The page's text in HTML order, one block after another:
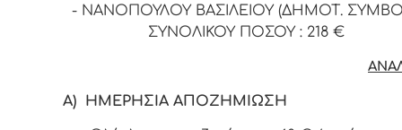
- ΝΑΝΟΠΟΥΛΟΥ ΒΑΣΙΛΕΙΟΥ (ΔΗΜΟΤ.
ΣΥΝΟΛΙΚΟΥ ΠΟΣΟΥ : 218 €
Α) ΗΜΕΡΗΣΙΑ ΑΠΟΖΗΜΙΩΣΗ